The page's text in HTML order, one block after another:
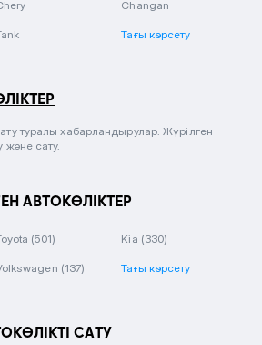
Changan
Тағы көрсету
туралы хабарландырулар. Жүрілген
және сату.
АВТОКӨЛІКТЕР
(501) Kia (330)
(137) Тағы көрсету
САТУ